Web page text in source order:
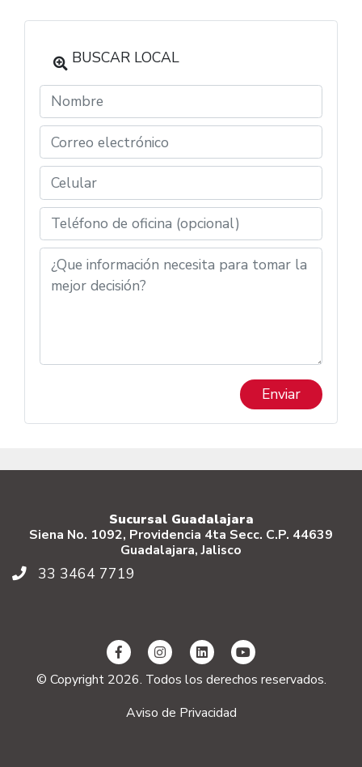
BUSCAR LOCAL
Enviar
Sucursal Guadalajara
Siena No. 1092, Providencia 4ta Secc. C.P. 44639
Guadalajara, Jalisco
33 3464 7719
© Copyright 2026. Todos los derechos reservados.
Aviso de Privacidad